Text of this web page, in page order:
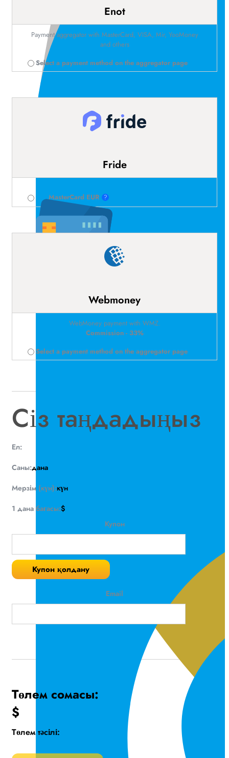
Enot
Payment aggregator with MasterCard, VISA, Mir, YooMoney
and others
Select a payment method on the aggregator page
Fride
MasterСard EUR ?
Webmoney
WebMoney payment with WMZ.
Commission - 33%
Select a payment method on the aggregator page
Сіз таңдадыңыз
Ел:
Саны:дана
Мерзім (күн):күн
1 дана бағасы:$
Купон
Купон қолдану
Email
Төлем сомасы:
$
Төлем тәсілі: